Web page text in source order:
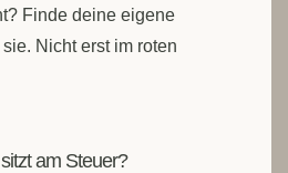
Finde deine eigene
Nicht erst im roten
am Steuer?